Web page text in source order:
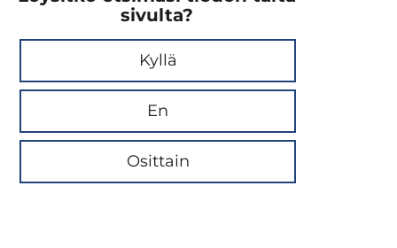
sivulta?
Kyllä
En
Osittain